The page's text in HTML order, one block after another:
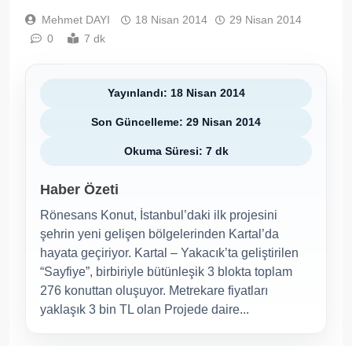
Mehmet DAYI 18 Nisan 2014
29 Nisan 2014
0
7 dk
Yayınlandı: 18 Nisan 2014
Son Güncelleme: 29 Nisan 2014
Okuma Süresi: 7 dk
Haber Özeti
Rönesans Konut, İstanbul’daki ilk projesini
şehrin yeni gelişen bölgelerinden Kartal’da
hayata geçiriyor. Kartal – Yakacık’ta geliştirilen
“Sayfiye”, birbiriyle bütünleşik 3 blokta toplam
276 konuttan oluşuyor. Metrekare fiyatları
yaklaşık 3 bin TL olan Projede daire...